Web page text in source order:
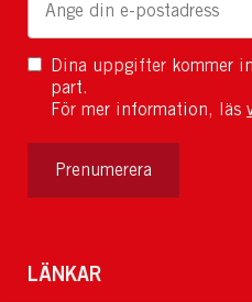
Dina uppgifter kommer
part.
För mer information, läs
Prenumerera
LÄNKAR